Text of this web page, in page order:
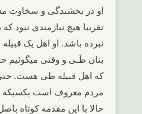
او در بخشندگی و سخاوت
تقریبا هیچ نیازمندی نبود
نبرده باشد. او اهل یک
بنان طَـی و وقتی میگوئیم
که اهل قبیله طی هست.
مردم معروف است بکسیکه
حالا با این مقدمه کوتاه